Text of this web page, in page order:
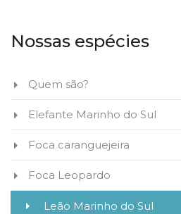
Nossas espécies
Quem são?
Elefante Marinho do Sul
Foca caranguejeira
Foca Leopardo
Leão Marinho do Sul